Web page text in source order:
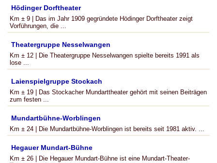
Hödinger Dorftheater
Km ± 9 | Das im Jahr 1909 gegründete Hödinger Dorftheater zeigt
Vorführungen, die ...
Theatergruppe Nesselwangen
Km ± 12 | Die Theatergruppe Nesselwangen spielte bereits 1991 als
lose ...
Laienspielgruppe Stockach
Km ± 19 | Das Stockacher Mundarttheater gehört mit seinen Beiträgen
zum festen ...
Mundartbühne-Worblingen
Km ± 24 | Die Mundartbühne-Worblingen ist bereits seit 1981 aktiv. ...
Hegauer Mundart-Bühne
Km ± 26 | Die Hegauer Mundart-Bühne ist eine Mundart-Theater-